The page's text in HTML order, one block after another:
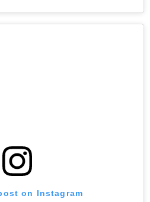
on Instagram